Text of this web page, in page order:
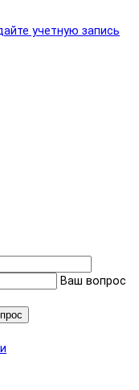
учетную запись
Ваш вопрос